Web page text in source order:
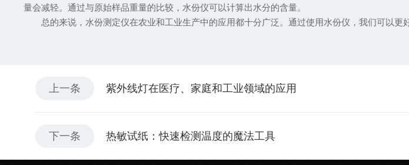
量会减轻。通过与原始样品重量的比较，水份仪可以计算出水分的含量。
总的来说，水份测定仪在农业和工业生产中的应用都十分广泛。通过使用水份仪，我们可以更
上一条 紫外线灯在医疗、家庭和工业领域的应用
下一条 热敏试纸：快速检测温度的魔法工具